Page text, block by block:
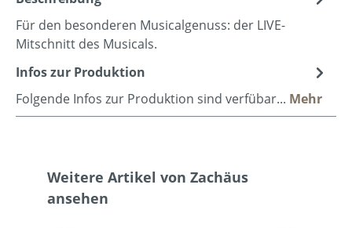
Für den besonderen Musicalgenuss: der LIVE-
Mitschnitt des Musicals.
Infos zur Produktion
Folgende Infos zur Produktion sind verfübar... Mehr
Produktgalerie überspringen
Weitere Artikel von Zachäus
ansehen